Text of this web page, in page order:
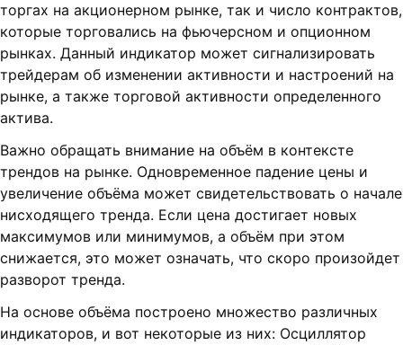
торгах на акционерном рынке, так и число контрактов,
которые торговались на фьючерсном и опционном
рынках. Данный индикатор может сигнализировать
трейдерам об изменении активности и настроений на
рынке, а также торговой активности определенного
актива.
Важно обращать внимание на объём в контексте
трендов на рынке. Одновременное падение цены и
увеличение объёма может свидетельствовать о начале
нисходящего тренда. Если цена достигает новых
максимумов или минимумов, а объём при этом
снижается, это может означать, что скоро произойдет
разворот тренда.
На основе объёма построено множество различных
индикаторов, и вот некоторые из них: Осциллятор